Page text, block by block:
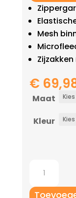
Mesh
€
Maat
Kleur
Vrijetijdspak
Classico